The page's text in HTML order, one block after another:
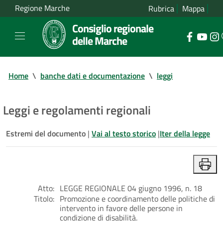
Regione Marche Rubrica Mappa
Consiglio regionale
delle Marche
Home \ banche dati e documentazione \ leggi
Leggi e regolamenti regionali
Estremi del documento | Vai al testo storico |Iter della legge
Atto: LEGGE REGIONALE 04 giugno 1996, n. 18
Titolo: Promozione e coordinamento delle politiche di
intervento in favore delle persone in
condizione di disabilità.